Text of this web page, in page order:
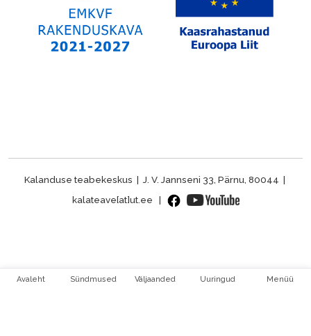
Avaleht Sündmused Väljaanded Uuringud Menüü
Kalanduse teabekeskus | J. V. Jannseni 33, Pärnu, 80044 |
kalateave[at]ut.ee |